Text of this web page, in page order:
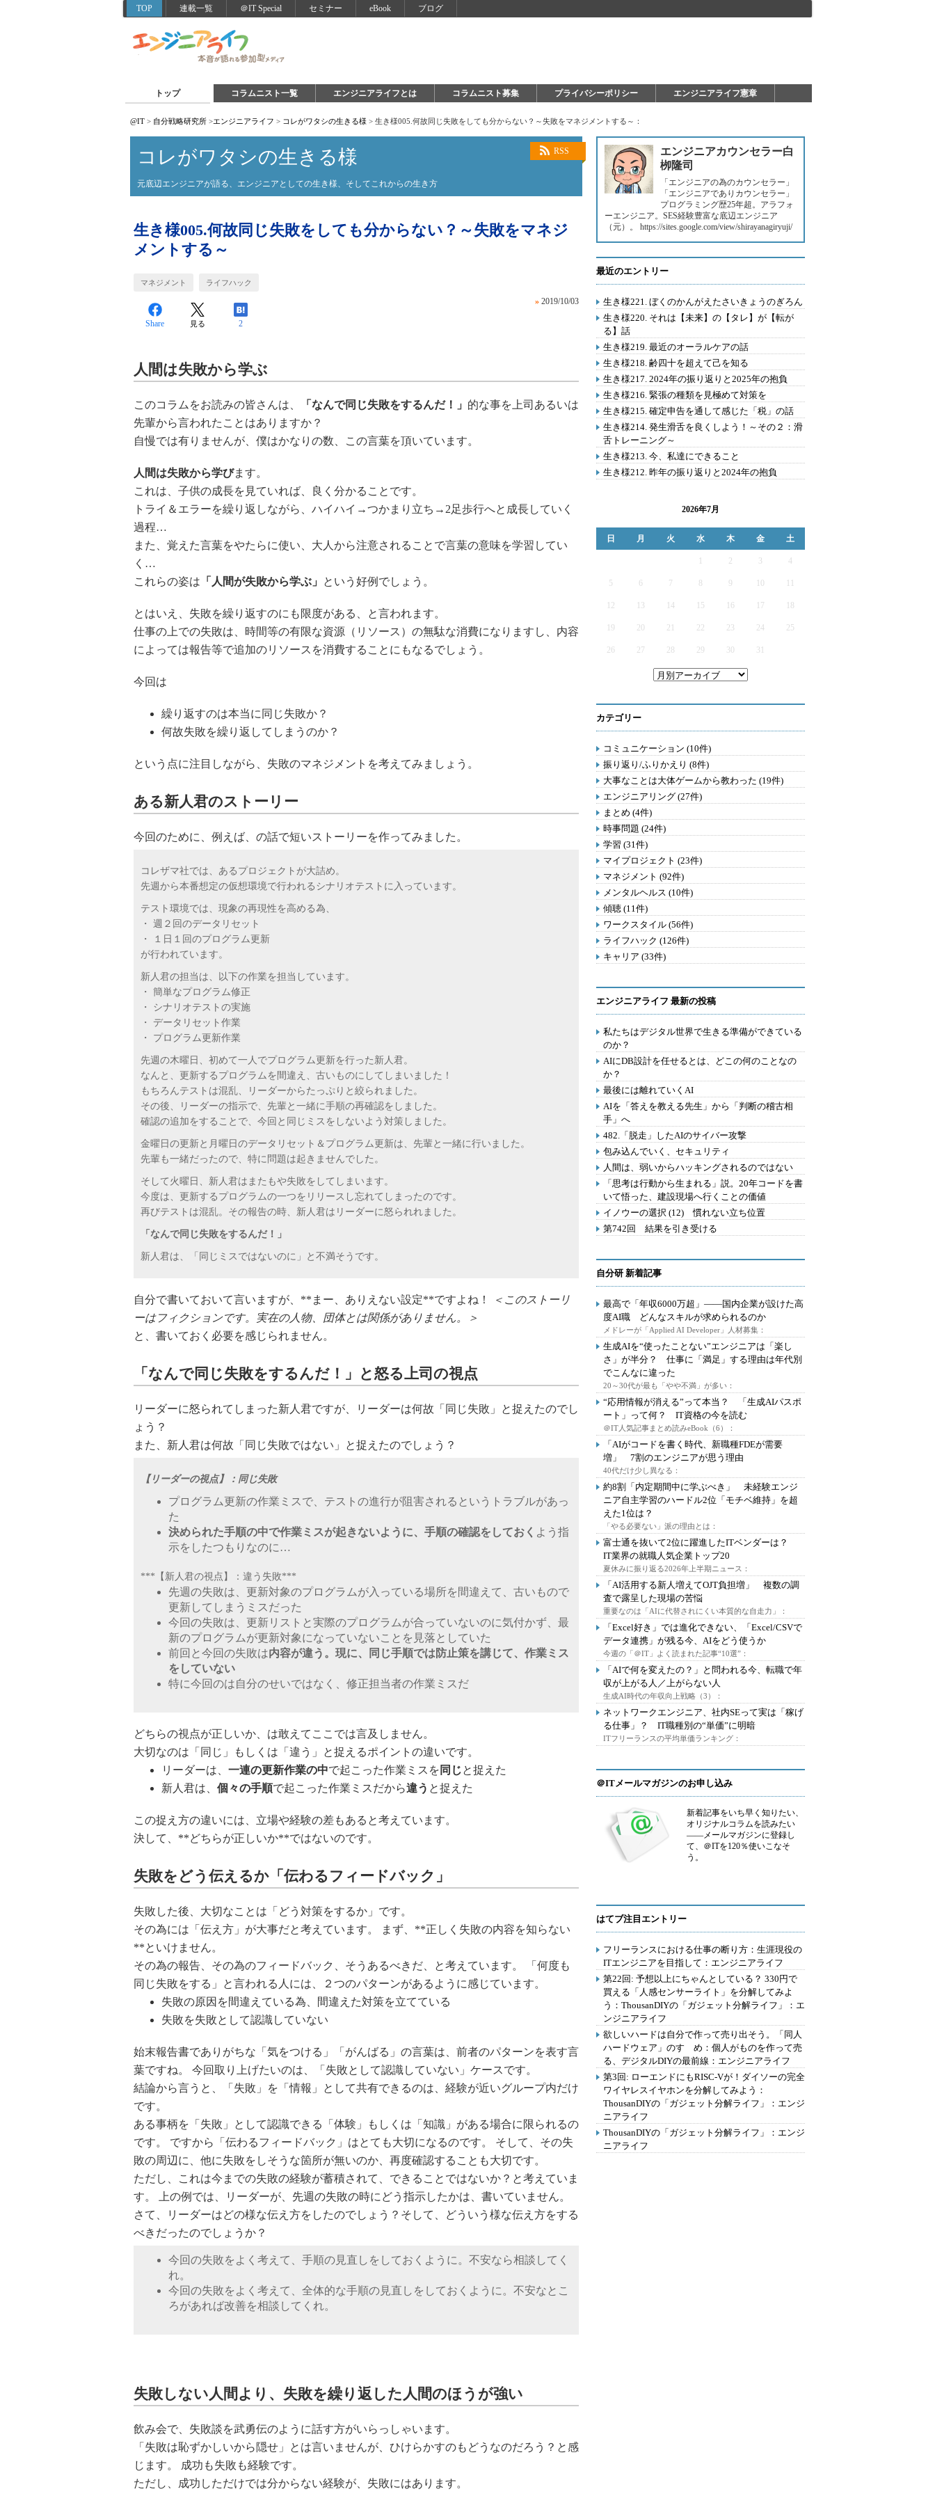
TOP 連載一覧 ＠IT Special セミナー eBook ブログ
トップ コラムニスト一覧 エンジニアライフとは コラムニスト募集 プライバシーポリシー エンジニアライフ憲章
@IT > 自分戦略研究所 >エンジニアライフ > コレがワタシの生きる様 > 生き様005.何故同じ失敗をしても分からない？～失敗をマネジメントする～：
RSS
コレがワタシの生きる様
元底辺エンジニアが語る、エンジニアとしての生き様、そしてこれからの生き方
生き様005.何故同じ失敗をしても分からない？～失敗をマネジ
メントする～
マネジメント ライフハック
» 2019/10/03
Share 見る 2
人間は失敗から学ぶ
このコラムをお読みの皆さんは、 「なんで同じ失敗をするんだ！」 的な事を上司あるいは
先輩から言われたことはありますか？
自慢では有りませんが、僕はかなりの数、この言葉を頂いています。
人間は失敗から学びます。
これは、子供の成長を見ていれば、良く分かることです。
トライ＆エラーを繰り返しながら、ハイハイ→つかまり立ち→2足歩行へと成長していく
過程…
また、覚えた言葉をやたらに使い、大人から注意されることで言葉の意味を学習してい
く…
これらの姿は 「人間が失敗から学ぶ」 という好例でしょう。
とはいえ、失敗を繰り返すのにも限度がある、と言われます。
仕事の上での失敗は、時間等の有限な資源（リソース）の無駄な消費になりますし、内容
によっては報告等で追加のリソースを消費することにもなるでしょう。
今回は
繰り返すのは本当に同じ失敗か？
何故失敗を繰り返してしまうのか？
という点に注目しながら、失敗のマネジメントを考えてみましょう。
ある新人君のストーリー
今回のために、例えば、の話で短いストーリーを作ってみました。
コレザマ社では、あるプロジェクトが大詰め。
先週から本番想定の仮想環境で行われるシナリオテストに入っています。
テスト環境では、現象の再現性を高める為、
・ 週２回のデータリセット
・ １日１回のプログラム更新
が行われています。
新人君の担当は、以下の作業を担当しています。
・ 簡単なプログラム修正
・ シナリオテストの実施
・ データリセット作業
・ プログラム更新作業
先週の木曜日、初めて一人でプログラム更新を行った新人君。
なんと、更新するプログラムを間違え、古いものにしてしまいました！
もちろんテストは混乱、リーダーからたっぷりと絞られました。
その後、リーダーの指示で、先輩と一緒に手順の再確認をしました。
確認の追加をすることで、今回と同じミスをしないよう対策しました。
金曜日の更新と月曜日のデータリセット＆プログラム更新は、先輩と一緒に行いました。
先輩も一緒だったので、特に問題は起きませんでした。
そして火曜日、新人君はまたもや失敗をしてしまいます。
今度は、更新するプログラムの一つをリリースし忘れてしまったのです。
再びテストは混乱。その報告の時、新人君はリーダーに怒られれました。
「なんで同じ失敗をするんだ！」
新人君は、「同じミスではないのに」と不満そうです。
自分で書いておいて言いますが、**まー、ありえない設定**ですよね！
＜このストーリ
ーはフィクションです。実在の人物、団体とは関係がありません。＞
と、書いておく必要を感じられません。
「なんで同じ失敗をするんだ！」と怒る上司の視点
リーダーに怒られてしまった新人君ですが、リーダーは何故「同じ失敗」と捉えたのでし
ょう？
また、新人君は何故「同じ失敗ではない」と捉えたのでしょう？
【リーダーの視点】：同じ失敗
プログラム更新の作業ミスで、テストの進行が阻害されるというトラブルがあっ
た
決められた手順の中で作業ミスが起きないように、手順の確認をしておく よう指
示をしたつもりなのに…
***【新人君の視点】：違う失敗***
先週の失敗は、更新対象のプログラムが入っている場所を間違えて、古いもので
更新してしまうミスだった
今回の失敗は、更新リストと実際のプログラムが合っていないのに気付かず、最
新のプログラムが更新対象になっていないことを見落としていた
前回と今回の失敗は内容が違う。現に、同じ手順では防止策を講じて、作業ミス
をしていない
特に今回のは自分のせいではなく、修正担当者の作業ミスだ
どちらの視点が正しいか、は敢えてここでは言及しません。
大切なのは「同じ」もしくは「違う」と捉えるポイントの違いです。
リーダーは、 一連の更新作業の中で起こった作業ミスを 同じと捉えた
新人君は、 個々の手順で起こった作業ミスだから違う と捉えた
この捉え方の違いには、立場や経験の差もあると考えています。
決して、**どちらが正しいか**ではないのです。
失敗をどう伝えるか「伝わるフィードバック」
失敗した後、大切なことは「どう対策をするか」です。
その為には「伝え方」が大事だと考えています。 まず、**正しく失敗の内容を知らない
**といけません。
その為の報告、その為のフィードバック、そうあるべきだ、と考えています。 「何度も
同じ失敗をする」と言われる人には、２つのパターンがあるように感じています。
失敗の原因を間違えている為、間違えた対策を立てている
失敗を失敗として認識していない
始末報告書でありがちな「気をつける」「がんばる」の言葉は、前者のパターンを表す言
葉ですね。 今回取り上げたいのは、「失敗として認識していない」ケースです。
結論から言うと、「失敗」を「情報」として共有できるのは、経験が近いグループ内だけ
です。
ある事柄を「失敗」として認識できる「体験」もしくは「知識」がある場合に限られるの
です。 ですから「伝わるフィードバック」はとても大切になるのです。 そして、その失
敗の周辺に、他に失敗をしそうな箇所が無いのか、再度確認することも大切です。
ただし、これは今までの失敗の経験が蓄積されて、できることではないか？と考えていま
す。 上の例では、リーダーが、先週の失敗の時にどう指示したかは、書いていません。
さて、リーダーはどの様な伝え方をしたのでしょう？そして、どういう様な伝え方をする
べきだったのでしょうか？
今回の失敗をよく考えて、手順の見直しをしておくように。不安なら相談してく
れ。
今回の失敗をよく考えて、全体的な手順の見直しをしておくように。不安なとこ
ろがあれば改善を相談してくれ。
失敗しない人間より、失敗を繰り返した人間のほうが強い
飲み会で、失敗談を武勇伝のように話す方がいらっしゃいます。
「失敗は恥ずかしいから隠せ」とは言いませんが、ひけらかすのもどうなのだろう？と感
じます。 成功も失敗も経験です。
ただし、成功しただけでは分からない経験が、失敗にはあります。
エンジニアカウンセラー白
栁隆司
「エンジニアの為のカウンセラー」
「エンジニアでありカウンセラー」
プログラミング歴25年超。アラフォ
ーエンジニア。SES経験豊富な底辺エンジニア
（元）。 https://sites.google.com/view/shirayanagiryuji/
最近のエントリー
生き様221. ぼくのかんがえたさいきょうのぎろん
生き様220. それは【未来】の【タレ】が【転が
る】話
生き様219. 最近のオーラルケアの話
生き様218. 齢四十を超えて己を知る
生き様217. 2024年の振り返りと2025年の抱負
生き様216. 緊張の種類を見極めて対策を
生き様215. 確定申告を通して感じた「税」の話
生き様214. 発生滑舌を良くしよう！～その２：滑
舌トレーニング～
生き様213. 今、私達にできること
生き様212. 昨年の振り返りと2024年の抱負
2026年7月
日 月 火 水 木 金 土
2 3 4
5 6 7 9
12 13 14 15 16 17
19 20 21 22 23 24 25
26 27 28 29 30 31
カテゴリー
コミュニケーション (10件)
振り返り/ふりかえり (8件)
大事なことは大体ゲームから教わった (19件)
エンジニアリング (27件)
まとめ (4件)
時事問題 (24件)
学習 (31件)
マイプロジェクト (23件)
マネジメント (92件)
メンタルヘルス (10件)
傾聴 (11件)
ワークスタイル (56件)
ライフハック (126件)
キャリア (33件)
エンジニアライフ 最新の投稿
私たちはデジタル世界で生きる準備ができている
のか？
AIにDB設計を任せるとは、どこの何のことなの
か？
最後には離れていくAI
AIを「答えを教える先生」から「判断の稽古相
手」へ
482.「脱走」したAIのサイバー攻撃
包み込んでいく、セキュリティ
人間は、弱いからハッキングされるのではない
「思考は行動から生まれる」説。20年コードを書
いて悟った、建設現場へ行くことの価値
イノウーの選択 (12) 慣れない立ち位置
第742回 結果を引き受ける
自分研 新着記事
最高で「年収6000万超」――国内企業が設けた高
度AI職 どんなスキルが求められるのか
メドレーが「Applied AI Developer」人材募集：
生成AIを“使ったことない”エンジニアは「楽し
さ」が半分？ 仕事に「満足」する理由は年代別
でこんなに違った
20～30代が最も「やや不満」が多い：
“応用情報が消える”って本当？ 「生成AIパスポ
ート」って何？ IT資格の今を読む
＠IT人気記事まとめ読みeBook（6）：
「AIがコードを書く時代、新職種FDEが需要
増」 7割のエンジニアが思う理由
40代だけ少し異なる：
約8割「内定期間中に学ぶべき」 未経験エンジ
ニア自主学習のハードル2位「モチベ維持」を超
えた1位は？
「やる必要ない」派の理由とは：
富士通を抜いて2位に躍進したITベンダーは？
IT業界の就職人気企業トップ20
夏休みに振り返る2026年上半期ニュース：
「AI活用する新人増えてOJT負担増」 複数の調
査で露呈した現場の苦悩
重要なのは「AIに代替されにくい本質的な自走力」：
「Excel好き」では進化できない、「Excel/CSVで
データ連携」が残る今、AIをどう使うか
今週の「＠IT」よく読まれた記事“10選”：
「AIで何を変えたの？」と問われる今、転職で年
収が上がる人／上がらない人
生成AI時代の年収向上戦略（3）：
ネットワークエンジニア、社内SEって実は「稼げ
る仕事」？ IT職種別の“単価”に明暗
ITフリーランスの平均単価ランキング：
＠ITメールマガジンのお申し込み
新着記事をいち早く知りたい、
オリジナルコラムを読みたい
――メールマガジンに登録し
て、＠ITを120％使いこなそ
う。
はてブ注目エントリー
フリーランスにおける仕事の断り方：生涯現役の
ITエンジニアを目指して：エンジニアライフ
第22回: 予想以上にちゃんとしている？ 330円で
買える「人感センサーライト」を分解してみよ
う：ThousanDIYの「ガジェット分解ライフ」：エ
ンジニアライフ
欲しいハードは自分で作って売り出そう。「同人
ハードウェア」のすゝめ：個人がものを作って売
る、デジタルDIYの最前線：エンジニアライフ
第3回: ローエンドにもRISC-Vが！ダイソーの完全
ワイヤレスイヤホンを分解してみよう：
ThousanDIYの「ガジェット分解ライフ」：エンジ
ニアライフ
ThousanDIYの「ガジェット分解ライフ」：エンジ
ニアライフ